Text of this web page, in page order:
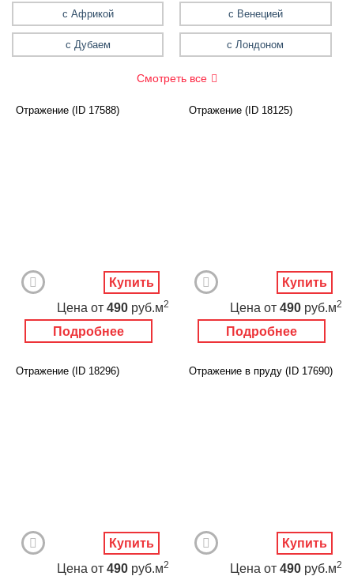
Фэнтези
Граффити
Дорога
Панорамы
Нежность
с Африкой с Венецией
с Дубаем с Лондоном
Смотреть все
Отражение (ID 17588)
Подробнее
Цена от 490 руб.м2
Купить
Отражение (ID 18125)
Подробнее
Цена от 490 руб.м2
Купить
Отражение (ID 18296)
Цена от 490 руб.м2
Купить
Отражение в пруду (ID 17690)
Цена от 490 руб.м2
Купить